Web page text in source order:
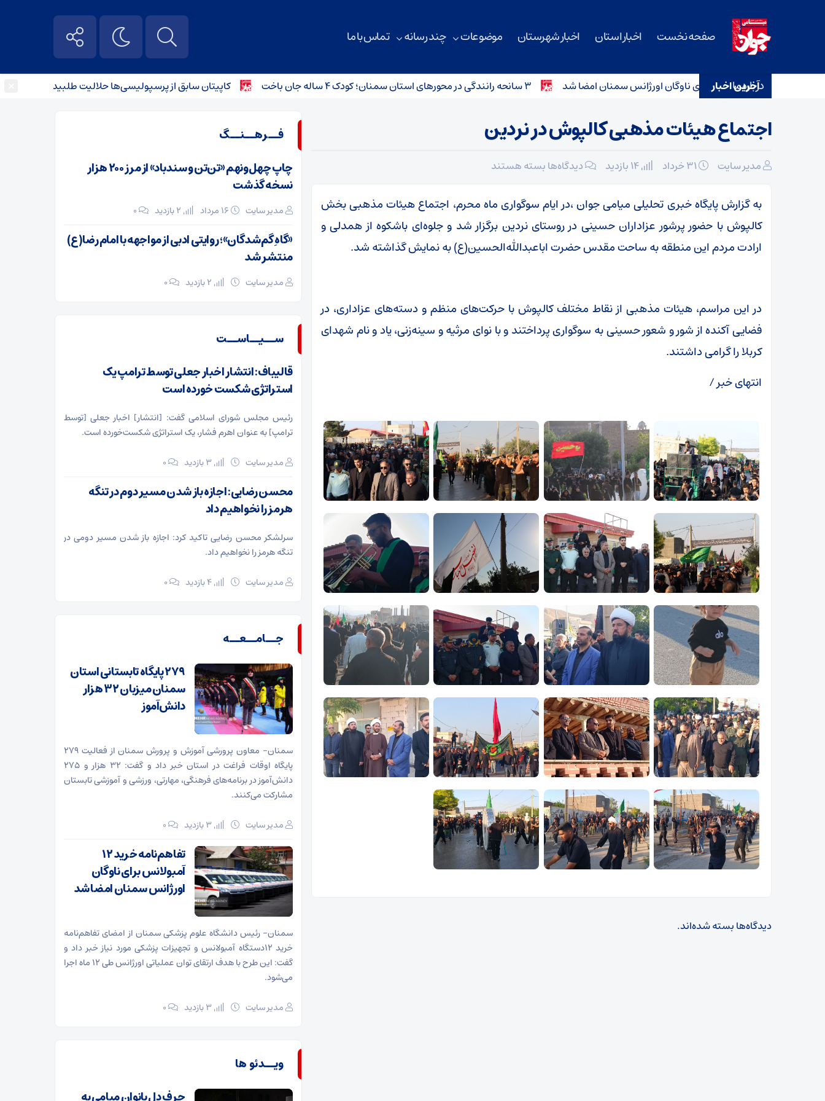
صفحه نخست اخبار استان اخبار شهرستان موضوعات چند رسانه تماس با ما
درباره ما
آخرین اخبار ۳ سانحه رانندگی در محورهای استان سمنان؛ کودک ۴ ساله جان باخت کاپیتان سابق از پرسپولیسی‌ها حلالیت طلبید + عکس
اجتماع هیئات مذهبی کالپوش در نردین
مدیر سایت دیدگاه‌هابرای
هیئات
مذهبی
کالپوش
در
بسته هستند
به گزارش پایگاه خبری تحلیلی میامی جوان ،در ایام سوگواری ماه محرم، اجتماع هیئات مذهبی بخش
کالپوش با حضور پرشور عزاداران حسینی در روستای نردین برگزار شد و جلوه‌ای باشکوه از همدلی و
ارادت مردم این منطقه به ساحت مقدس حضرت اباعبدالله‌الحسین(ع) به نمایش گذاشته شد.
در این مراسم، هیئات مذهبی از نقاط مختلف کالپوش با حرکت‌های منظم و دسته‌های عزاداری، در
فضایی آکنده از شور و شعور حسینی به سوگواری پرداختند و با نوای مرثیه و سینه‌زنی، یاد و نام شهدای
کربلا را گرامی داشتند.
انتهای خبر /
دیدگاه‌ها بسته شده‌اند.
فــرهــنــگ
چاپ چهل‌ونهم «تن‌تن و سندباد» از مرز ۲۰۰ هزار
نسخه گذشت
مدیر سایت ۰
«گاهِ گم‌شدگان»؛ روایتی ادبی از مواجهه با امام رضا(ع)
منتشر شد
مدیر سایت ۰
ســیــاســت
قالیباف: انتشار اخبار جعلی توسط ترامپ یک
استراتژی شکست خورده است
رئیس مجلس شورای اسلامی گفت: [انتشار] اخبار جعلی [توسط
ترامپ] به عنوان اهرم فشار، یک استراتژی شکست‌خورده است.
مدیر سایت ۰
محسن رضایی: اجازه باز شدن مسیر دوم در تنگه
هرمز را نخواهیم داد
سرلشکر محسن رضایی تاکید کرد: اجازه باز شدن مسیر دومی در
تنگه هرمز را نخواهیم داد.
مدیر سایت ۰
جــامــعــه
۲۷۹ پایگاه تابستانی استان
سمنان میزبان ۳۲ هزار
دانش‌آموز
سمنان- معاون پرورشی آموزش و پرورش سمنان از فعالیت ۲۷۹
پایگاه اوقات فراغت در استان خبر داد و گفت: ۳۲ هزار و ۲۷۵
دانش‌آموز در برنامه‌های فرهنگی، مهارتی، ورزشی و آموزشی تابستان
مشارکت می‌کنند.
مدیر سایت ۰
تفاهم‌نامه خرید ۱۲
آمبولانس برای ناوگان
اورژانس سمنان امضا شد
سمنان- رئیس دانشگاه علوم پزشکی سمنان از امضای تفاهم‌نامه
خرید ۱۲دستگاه آمبولانس و تجهیزات پزشکی مورد نیاز خبر داد و
گفت: این طرح با هدف ارتقای توان عملیاتی اورژانس طی ۱۲ ماه اجرا
می‌شود.
مدیر سایت ۰
ویــدئو ها